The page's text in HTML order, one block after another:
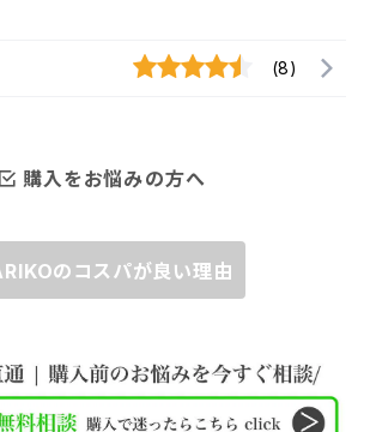
(8)
購入をお悩みの方へ
のコスパが良い理由